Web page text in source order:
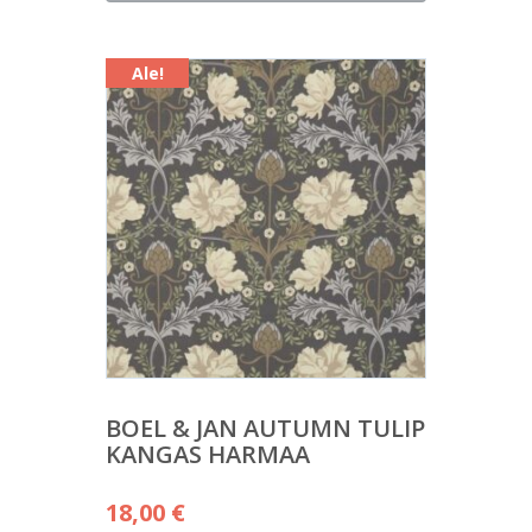
on:
Ale!
BOEL & JAN AUTUMN TULIP
KANGAS HARMAA
Alkuperäinen
18,00 €